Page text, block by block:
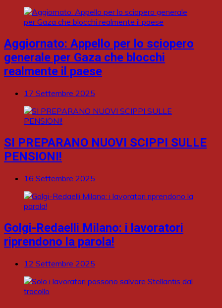
Aggiornato: Appello per lo sciopero
generale per Gaza che blocchi
realmente il paese
17 Settembre 2025
SI PREPARANO NUOVI SCIPPI SULLE
PENSIONI!
16 Settembre 2025
Golgi-Redaelli Milano: i lavoratori
riprendono la parola!
12 Settembre 2025